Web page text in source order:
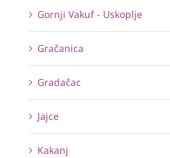
Gornji Vakuf - Uskoplje
Gračanica
Gradačac
Jajce
Kakanj